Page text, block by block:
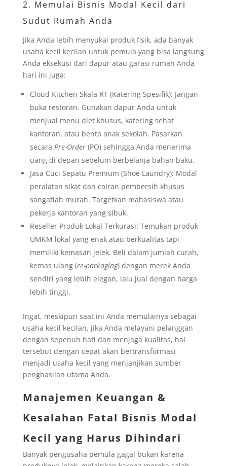
2. Memulai Bisnis Modal Kecil dari
Sudut Rumah Anda
Jika Anda lebih menyukai produk fisik, ada banyak
usaha kecil kecilan untuk pemula yang bisa langsung
Anda eksekusi dari dapur atau garasi rumah Anda
hari ini juga:
Cloud Kitchen Skala RT (Katering Spesifik): Jangan
buka restoran. Gunakan dapur Anda untuk
menjual menu diet khusus, katering sehat
kantoran, atau bento anak sekolah. Pasarkan
secara Pre-Order(PO) sehingga Anda menerima
uang di depan sebelum berbelanja bahan baku.
Jasa Cuci Sepatu Premium (Shoe Laundry): Modal
peralatan sikat dan cairan pembersih khusus
sangatlah murah. Targetkan mahasiswa atau
pekerja kantoran yang sibuk.
Reseller Produk Lokal Terkurasi: Temukan produk
UMKM lokal yang enak atau berkualitas tapi
memiliki kemasan jelek. Beli dalam jumlah curah,
kemas ulang (re-packaging) dengan merek Anda
sendiri yang lebih elegan, lalu jual dengan harga
lebih tinggi.
Ingat, meskipun saat ini Anda memulainya sebagai
usaha kecil kecilan, jika Anda melayani pelanggan
dengan sepenuh hati dan menjaga kualitas, hal
tersebut dengan cepat akan bertransformasi
menjadi usaha kecil yang menjanjikan sumber
penghasilan utama Anda.
Manajemen Keuangan &
Kesalahan Fatal Bisnis Modal
Kecil yang Harus Dihindari
Banyak pengusaha pemula gagal bukan karena